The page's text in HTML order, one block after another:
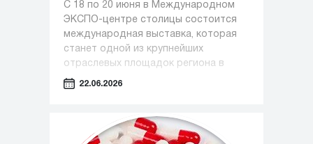
С 18 по 20 июня в Международном
ЭКСПО-центре столицы состоится
международная выставка, которая
станет одной из крупнейших
отраслевых площадок региона в
сфере медицины, фармацевтики и
22.06.2026